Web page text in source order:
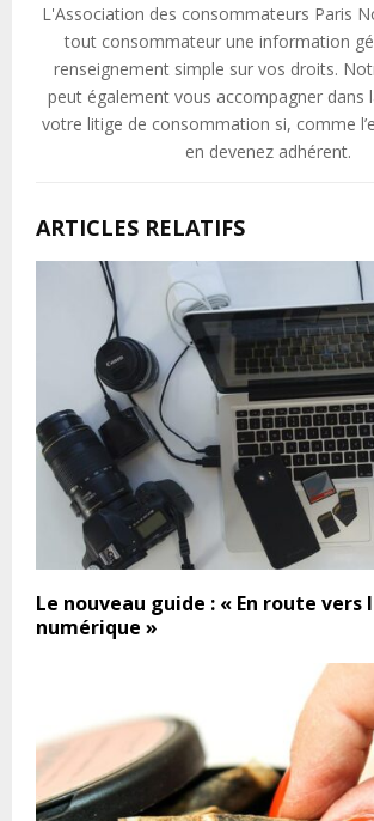
L'Association des consommateurs Paris
tout consommateur une information
renseignement simple sur vos droits.
peut également vous accompagner dans
votre litige de consommation si, comme
en devenez adhérent.
ARTICLES RELATIFS
Le nouveau guide : « En route vers
numérique »